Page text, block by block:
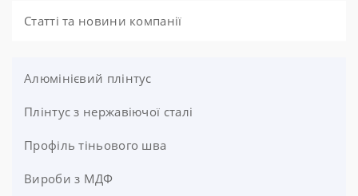
Статті та новини компанії
Алюмінієвий плінтус
Накладний алюмінієвий плінтус
Вбудований алюмінієвий плінтус
Алюмінієвий плінтус з LED-підсвіткою
Плінтус з нержавіючої сталі
Профіль тіньового шва
Вироби з МДФ